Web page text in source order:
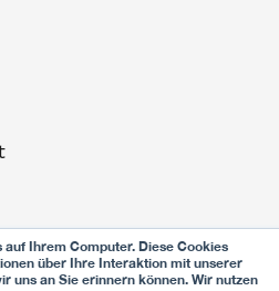
Ihrem Computer. Diese Cookies
über Ihre Interaktion mit unserer
uns an Sie erinnern können. Wir nutzen